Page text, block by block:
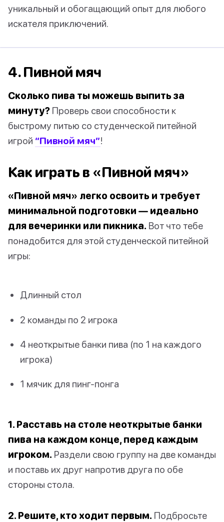
уникальный и обогащающий опыт для любого
искателя приключений.
4. Пивной мяч
Сколько пива ты можешь выпить за
минуту? Проверь свои способности к
быстрому питью со студенческой питейной
игрой “Пивной мяч”!
Как играть в «Пивной мяч»
«Пивной мяч» легко освоить и требует
минимальной подготовки — идеально
для вечеринки или пикника. Вот что тебе
понадобится для этой студенческой питейной
игры:
Длинный стол
2 команды по 2 игрока
4 неоткрытые банки пива (по 1 на каждого
игрока)
1 мячик для пинг-понга
1. Расставь на столе неоткрытые банки
пива на каждом конце, перед каждым
игроком. Раздели свою группу на две команды
и поставь их друг напротив друга по обе
стороны стола.
2. Решите, кто ходит первым. Подбросьте